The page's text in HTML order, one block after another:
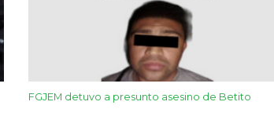
FGJEM detuvo a presunto asesino de Betito